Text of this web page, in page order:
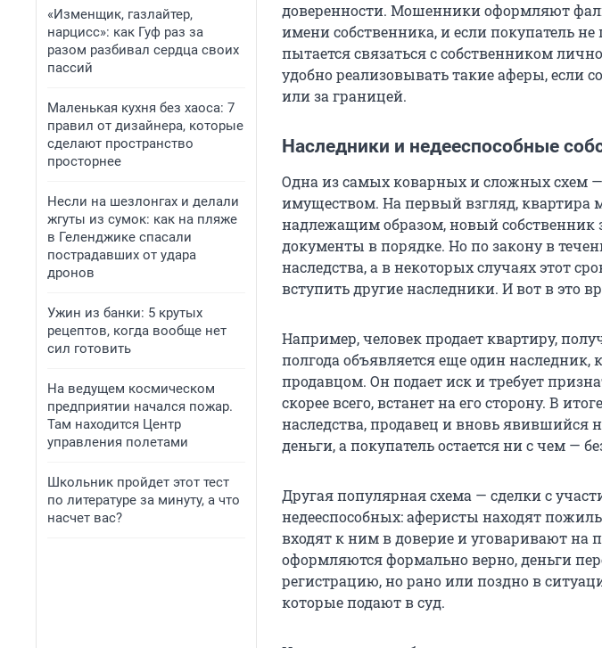
«Изменщик, газлайтер,
нарцисс»: как Гуф раз за
разом разбивал сердца своих
пассий
Маленькая кухня без хаоса: 7
правил от дизайнера, которые
сделают пространство
просторнее
Несли на шезлонгах и делали
жгуты из сумок: как на пляже
в Геленджике спасали
пострадавших от удара
дронов
Ужин из банки: 5 крутых
рецептов, когда вообще нет
сил готовить
На ведущем космическом
предприятии начался пожар.
Там находится Центр
управления полетами
Школьник пройдет этот тест
по литературе за минуту, а что
насчет вас?
доверенности. Мошенники оформляют
имени собственника, и если покупатель не
пытается связаться с собственником
удобно реализовывать такие аферы, если
или за границей.
Наследники и недееспособные
Одна из самых коварных и сложных схем
имуществом. На первый взгляд, квартира
надлежащим образом, новый собственник
документы в порядке. Но по закону в
наследства, а в некоторых случаях этот
вступить другие наследники. И вот в это
Например, человек продает квартиру,
полгода объявляется еще один наследник,
продавцом. Он подает иск и требует
скорее всего, встанет на его сторону. В
наследства, продавец и вновь явившийся
деньги, а покупатель остается ни с чем —
Другая популярная схема — сделки с
недееспособных: аферисты находят
входят к ним в доверие и уговаривают
оформляются формально верно, деньги
регистрацию, но рано или поздно в
которые подают в суд.